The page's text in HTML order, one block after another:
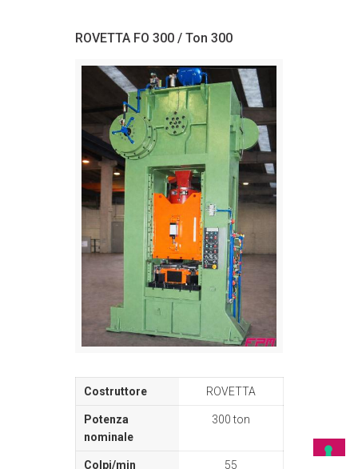
ROVETTA FO 300 / Ton 300
ROVETTA
300 ton
55